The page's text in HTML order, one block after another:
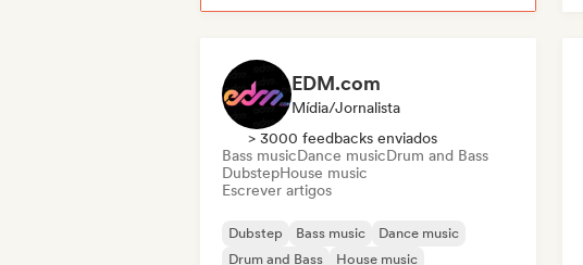
EDM.com
Mídia/Jornalista
> 3000 feedbacks enviados
Bass musicDance musicDrum and Bass
DubstepHouse music
Escrever artigos
Dubstep Bass music
Dance music
Drum and Bass
House music